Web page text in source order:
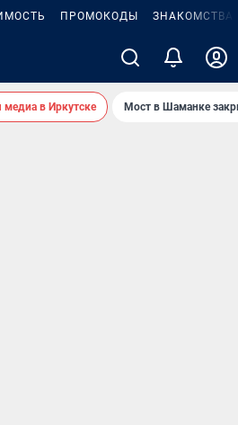
ПРОМОКОДЫ ЗНАКОМСТВА
медиа в Иркутске Мост в Шаманке